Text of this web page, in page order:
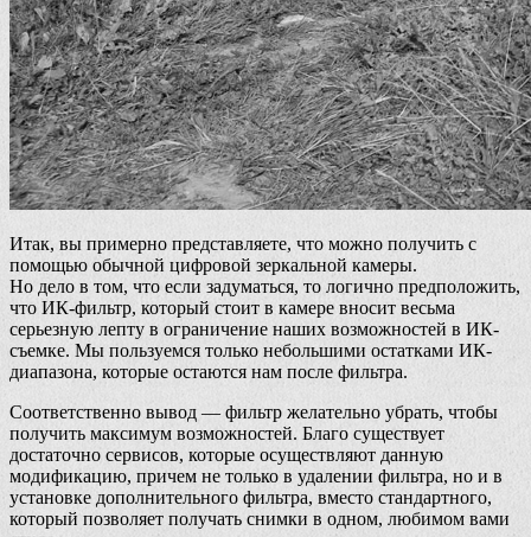
Итак, вы примерно представляете, что можно получить с
помощью обычной цифровой зеркальной камеры.
Но дело в том, что если задуматься, то логично предположить,
что ИК-фильтр, который стоит в камере вносит весьма
серьезную лепту в ограничение наших возможностей в ИК-
съемке. Мы пользуемся только небольшими остатками ИК-
диапазона, которые остаются нам после фильтра.
Соответственно вывод — фильтр желательно убрать, чтобы
получить максимум возможностей. Благо существует
достаточно сервисов, которые осуществляют данную
модификацию, причем не только в удалении фильтра, но и в
установке дополнительного фильтра, вместо стандартного,
который позволяет получать снимки в одном, любимом вами